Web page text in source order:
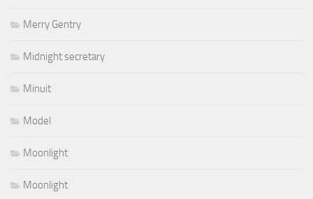
Merry Gentry
Midnight secretary
Minuit
Model
Moonlight
Moonlight